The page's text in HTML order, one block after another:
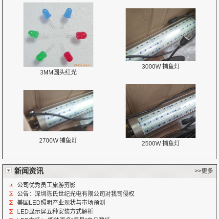
3MM圆头红光
3000W 捕鱼灯
2700W 捕鱼灯 2500W 捕鱼灯
新闻资讯 >>更多
公司优秀员工旅游剪影
公告：深圳陈氏世纪光电有限公司对我司侵权
美国LED照明产业现状与市场预测
LED显示屏五种安装方式解析